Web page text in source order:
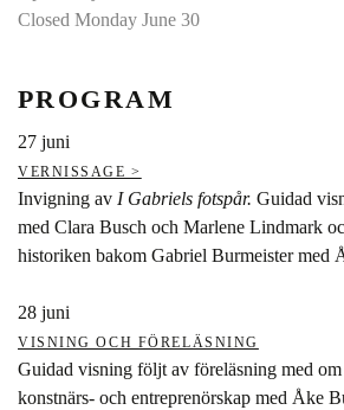
Closed Monday June 30
PROGRAM
27 juni
VERNISSAGE >
Invigning av I Gabriels fotspår. Guidad
med Clara Busch och Marlene Lindmark
historiken bakom Gabriel Burmeister med
28 juni
VISNING OCH FÖRELÄSNING
Guidad visning följt av föreläsning med
konstnärs- och entreprenörskap med Åke